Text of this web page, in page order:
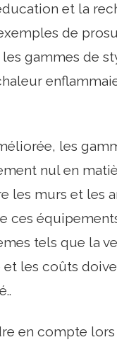
et la
de
gammes de
les
nul en
murs et les
ces
tels que la
les coûts
en compte